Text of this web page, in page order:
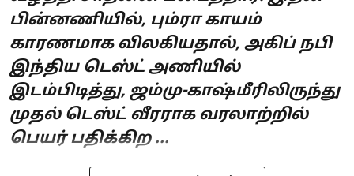
பின்னணியில், பும்ரா காயம்
காரணமாக விலகியதால், அகிப் நபி
இந்திய டெஸ்ட் அணியில்
இடம்பிடித்து, ஜம்மு-காஷ்மீரிலிருந்து
முதல் டெஸ்ட் வீரராக வரலாற்றில்
பெயர் பதிக்கிற ...